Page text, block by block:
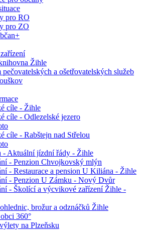
pro RO
pro ZO
Žihle
pečovatelských a ošetřovatelských služeb
cíle - Žihle
cíle - Odlezelské jezero
cíle - Rabštejn nad Střelou
- Aktuální jízdní řády - Žihle
- Penzion Chvojkovský mlýn
- Restaurace a pension U Kiliána - Žihle
- Penzion U Zámku - Nový Dvůr
- Školící a výcvikové zařízení Žihle -
brožur a odznáčků Žihle
360°
na Plzeňsku